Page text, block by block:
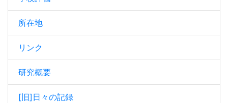
所在地
リンク
研究概要
[旧]日々の記録